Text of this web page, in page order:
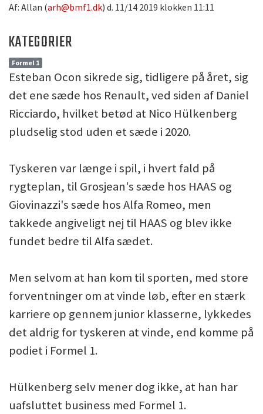
Af: Allan (arh@bmf1.dk) d. 11/14 2019 klokken 11:11
KATEGORIER
Formel 1
Esteban Ocon sikrede sig, tidligere på året, sig
det ene sæde hos Renault, ved siden af Daniel
Ricciardo, hvilket betød at Nico Hülkenberg
pludselig stod uden et sæde i 2020.
Tyskeren var længe i spil, i hvert fald på
rygteplan, til Grosjean's sæde hos HAAS og
Giovinazzi's sæde hos Alfa Romeo, men
takkede angiveligt nej til HAAS og blev ikke
fundet bedre til Alfa sædet.
Men selvom at han kom til sporten, med store
forventninger om at vinde løb, efter en stærk
karriere op gennem junior klasserne, lykkedes
det aldrig for tyskeren at vinde, end komme på
podiet i Formel 1.
Hülkenberg selv mener dog ikke, at han har
uafsluttet business med Formel 1.